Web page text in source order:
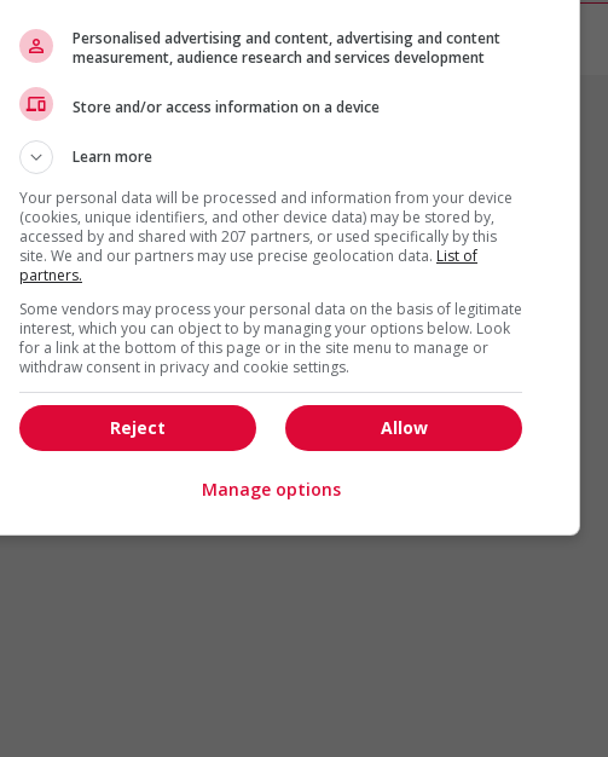
Arts et métiers de la mode Automobile et transport
Cadres supérieurs
Commerce / Offres de services
Comptabilité / Assurance
Construction / Manutention
Droit
Ingénierie / Sciences
Marketing / Communication
Ressources humaines
Tourisme / Hôtellerie
Santé
Personalised advertising and content, advertising and content
measurement, audience research and services development
Store and/or access information on a device
Learn more
Your personal data will be processed and information from your device
(cookies, unique identifiers, and other device data) may be stored by,
accessed by and shared with 207 partners, or used specifically by this
site. We and our partners may use precise geolocation data. List of
partners.
Some vendors may process your personal data on the basis of legitimate
interest, which you can object to by managing your options below. Look
for a link at the bottom of this page or in the site menu to manage or
withdraw consent in privacy and cookie settings.
Allow
Reject
Manage options